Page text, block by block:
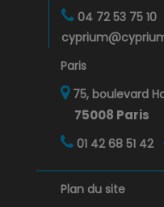
04 72 53 75 10
Paris
75, boulevard
75008 Paris
01 42 68 51 42
Plan du site